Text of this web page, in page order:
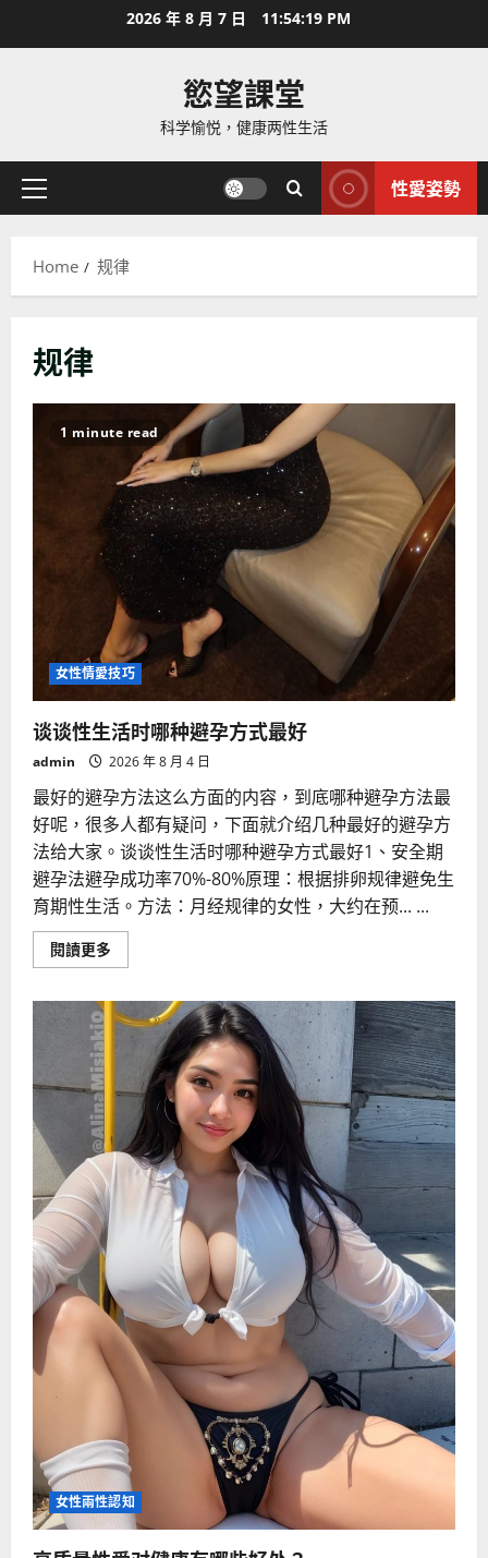
2026 年 8 月 7 日 11:54:21 PM
慾望課堂
科学愉悦，健康两性生活
Primary
性愛姿勢
Home 规律
规律
1 minute read
女性情愛技巧
谈谈性生活时哪种避孕方式最好
admin 2026 年 8 月 4 日
最好的避孕方法这么方面的内容，到底哪种避孕方法最
好呢，很多人都有疑问，下面就介绍几种最好的避孕方
法给大家。谈谈性生活时哪种避孕方式最好1、安全期
避孕法避孕成功率70%-80%原理：根据排卵规律避免生
育期性生活。方法：月经规律的女性，大约在预... ...
閱讀更多
more
谈
性
种
孕
方
式
最
好
女性兩性認知